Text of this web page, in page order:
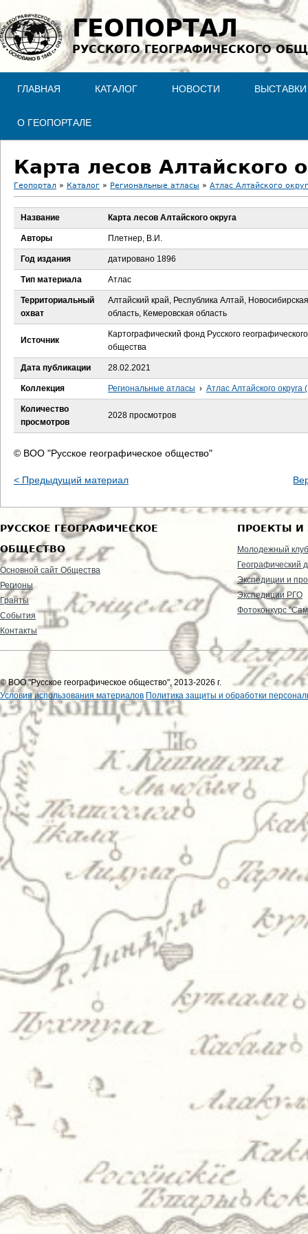
Jump to navigation
ГЕОПОРТАЛ
РУССКОГО ГЕОГРАФИЧЕСКОГО
ГЛАВНАЯ КАТАЛОГ НОВОСТИ ВЫСТАВКИ
О ГЕОПОРТАЛЕ
Карта лесов Алтайского
В
ы
д
е
с
ь
Геопортал » Каталог » Региональные атласы » Атлас Алтайского
Название Карта лесов Алтайского округа
Авторы Плетнер, В.И.
Год издания датировано 1896
Тип материала Атлас
Территориальный
охват
Алтайский край, Республика Алтай, Новосибирская
область, Кемеровская область
Источник
Картографический фонд Русского географического
общества
Дата публикации 28.02.2021
Коллекция Региональные атласы › Атлас Алтайского округа
Количество
просмотров
2028 просмотров
© ВОО "Русское географическое общество"
< Предыдущий материал
РУССКОЕ ГЕОГРАФИЧЕСКОЕ
ОБЩЕСТВО
Основной сайт Общества
Регионы
Гранты
События
Контакты
ПРОЕКТЫ И
Молодежный клуб
Географический
Экспедиции и
Экспедиции РГО
Фотоконкурс
© ВОО "Русское географическое общество", 2013-2026 г.
Условия использования материалов Политика защиты и обработки